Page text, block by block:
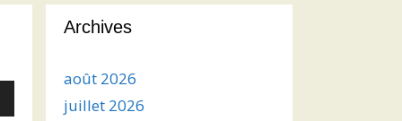
Archives
août 2026
juillet 2026